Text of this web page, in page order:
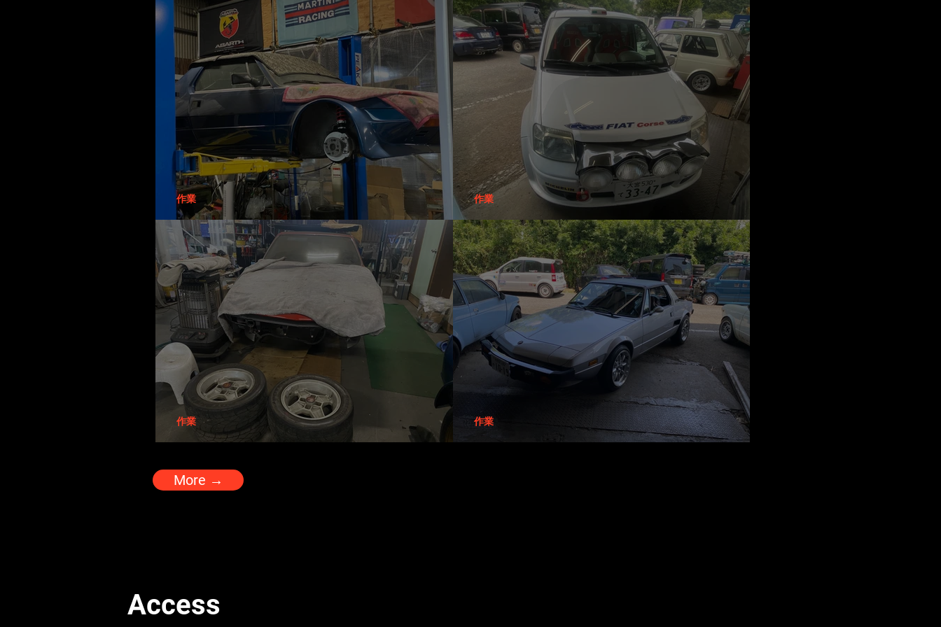
浜松ブルーメタさん 愛知のベルトーネさん
ワイドボディさん
作業
カスタムパンダさん
作業
作業 作業
More →
Access